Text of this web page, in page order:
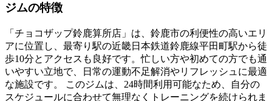
ジムの特徴
「チョコザップ鈴鹿算所店」は、鈴鹿市の利便性の高いエリ
アに位置し、最寄り駅の近畿日本鉄道鈴鹿線平田町駅から徒
歩10分とアクセスも良好です。忙しい方や初めての方でも通
いやすい立地で、日常の運動不足解消やリフレッシュに最適
な施設です。 このジムは、24時間利用可能なため、自分の
スケジュールに合わせて無理なくトレーニングを続けられま